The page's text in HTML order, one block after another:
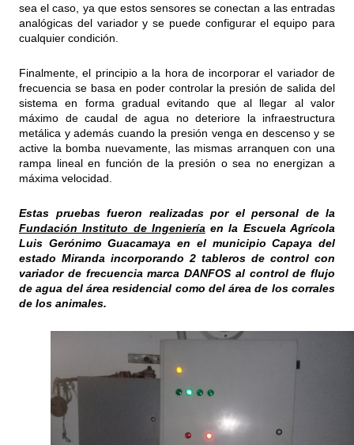
sea el caso, ya que estos sensores se conectan a las entradas
analógicas del variador y se puede configurar el equipo para
cualquier condición.
Finalmente, el principio a la hora de incorporar el variador de
frecuencia se basa en poder controlar la presión de salida del
sistema en forma gradual evitando que al llegar al valor
máximo de caudal de agua no deteriore la infraestructura
metálica y además cuando la presión venga en descenso y se
active la bomba nuevamente, las mismas arranquen con una
rampa lineal en función de la presión o sea no energizan a
máxima velocidad.
Estas pruebas fueron realizadas por el personal de la
Fundación Instituto de Ingeniería en la Escuela Agrícola
Luis Gerónimo Guacamaya en el municipio Capaya del
estado Miranda incorporando 2 tableros de control con
variador de frecuencia marca DANFOS al control de flujo
de agua del área residencial como del área de los corrales
de los animales.